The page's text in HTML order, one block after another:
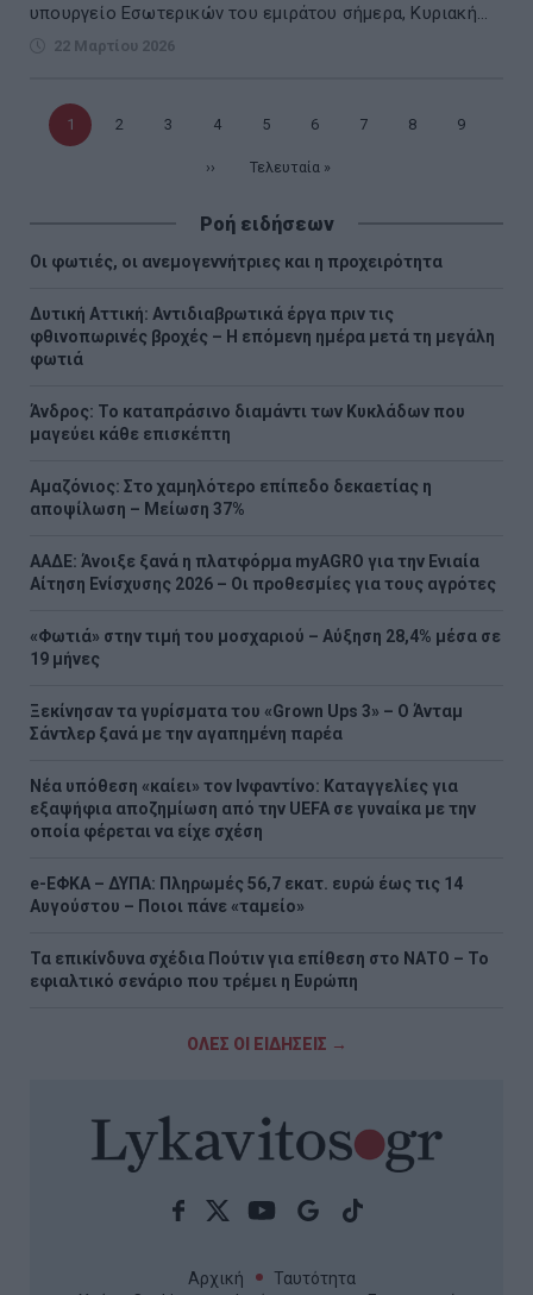
υπουργείο Εσωτερικών του εμιράτου σήμερα, Κυριακή...
22 Μαρτίου 2026
Τρέχουσα
1 Σελίδα
2 Σελίδα
3 Σελίδα
4 Σελίδα
5 Σελίδα
6 Σελίδα
7 Σελίδα
8 Σελίδα
9
Επόμενη
›› Τελευταία
Τελευταία »
Ροή ειδήσεων
Οι φωτιές, οι ανεμογεννήτριες και η προχειρότητα
Δυτική Αττική: Αντιδιαβρωτικά έργα πριν τις
φθινοπωρινές βροχές – Η επόμενη ημέρα μετά τη μεγάλη
φωτιά
Άνδρος: Το καταπράσινο διαμάντι των Κυκλάδων που
μαγεύει κάθε επισκέπτη
Αμαζόνιος: Στο χαμηλότερο επίπεδο δεκαετίας η
αποψίλωση – Μείωση 37%
ΑΑΔΕ: Άνοιξε ξανά η πλατφόρμα myAGRO για την Ενιαία
Αίτηση Ενίσχυσης 2026 – Οι προθεσμίες για τους αγρότες
«Φωτιά» στην τιμή του μοσχαριού – Αύξηση 28,4% μέσα σε
19 μήνες
Ξεκίνησαν τα γυρίσματα του «Grown Ups 3» – Ο Άνταμ
Σάντλερ ξανά με την αγαπημένη παρέα
Νέα υπόθεση «καίει» τον Ινφαντίνο: Καταγγελίες για
εξαψήφια αποζημίωση από την UEFA σε γυναίκα με την
οποία φέρεται να είχε σχέση
e-ΕΦΚΑ – ΔΥΠΑ: Πληρωμές 56,7 εκατ. ευρώ έως τις 14
Αυγούστου – Ποιοι πάνε «ταμείο»
Τα επικίνδυνα σχέδια Πούτιν για επίθεση στο ΝΑΤΟ – Το
εφιαλτικό σενάριο που τρέμει η Ευρώπη
ΟΛΕΣ ΟΙ ΕΙΔΗΣΕΙΣ →
Αρχική
Ταυτότητα